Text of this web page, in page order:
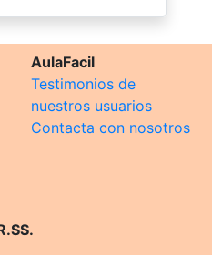
AulaFacil
Testimonios de
nuestros usuarios
Contacta con nosotros